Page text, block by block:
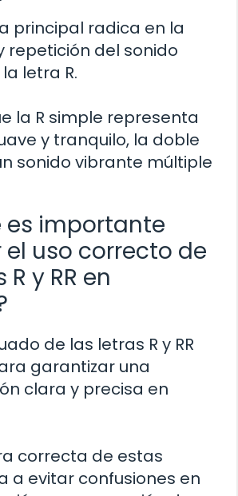
principal radica en la
repetición del sonido
letra R.
la R simple representa
y tranquilo, la doble
sonido vibrante múltiple
es importante
uso correcto de
y RR en
de las letras R y RR
garantizar una
clara y precisa en
correcta de estas
a evitar confusiones en